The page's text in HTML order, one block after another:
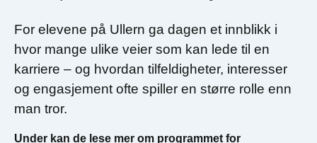
For elevene på Ullern ga dagen et innblikk i
hvor mange ulike veier som kan lede til en
karriere – og hvordan tilfeldigheter, interesser
og engasjement ofte spiller en større rolle enn
man tror.
Under kan de lese mer om programmet for